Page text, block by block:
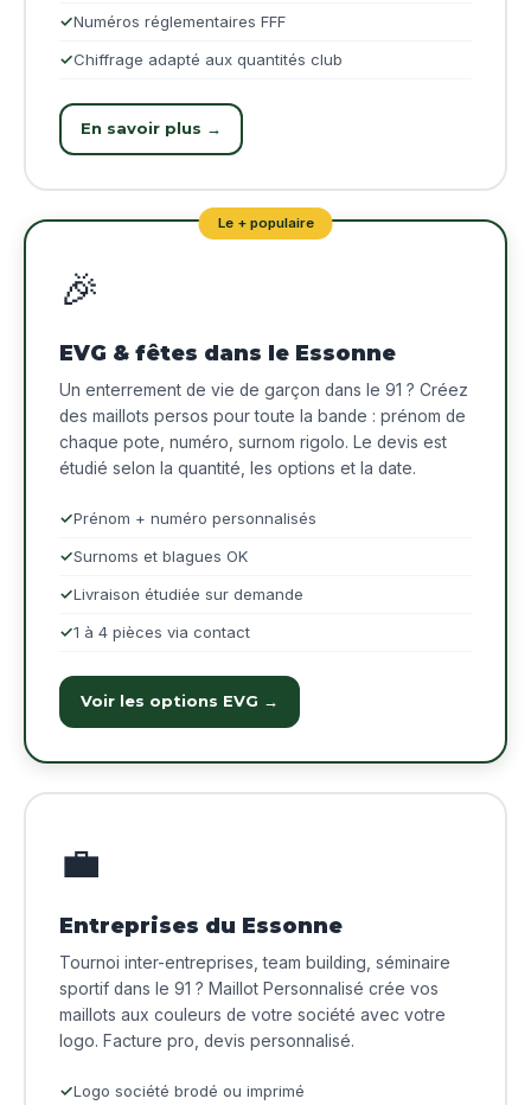
Numéros réglementaires FFF
Chiffrage adapté aux quantités club
En savoir plus →
Le + populaire
🎉
EVG & fêtes dans le Essonne
Un enterrement de vie de garçon dans le 91 ? Créez
des maillots persos pour toute la bande : prénom de
chaque pote, numéro, surnom rigolo. Le devis est
étudié selon la quantité, les options et la date.
Prénom + numéro personnalisés
Surnoms et blagues OK
Livraison étudiée sur demande
1 à 4 pièces via contact
Voir les options EVG →
💼
Entreprises du Essonne
Tournoi inter-entreprises, team building, séminaire
sportif dans le 91 ? Maillot Personnalisé crée vos
maillots aux couleurs de votre société avec votre
logo. Facture pro, devis personnalisé.
Logo société brodé ou imprimé